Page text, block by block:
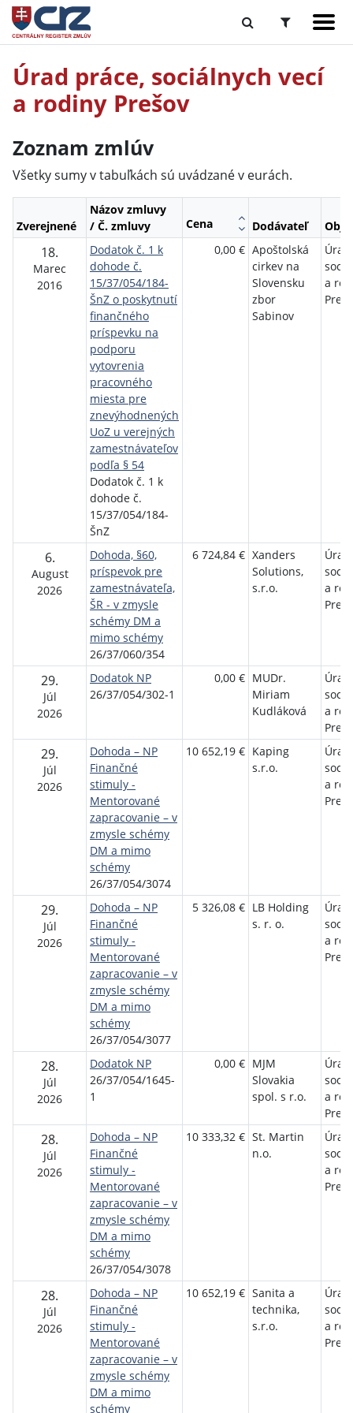
Úrad práce, sociálnych vecí
a rodiny Prešov
Zoznam zmlúv
Všetky sumy v tabuľkách sú uvádzané v eurách.
Zverejnené
Názov zmluvy
/ Č. zmluvy
Cena Dodávateľ
18.
Marec
2016
Dodatok č. 1 k
dohode č.
15/37/054/184-
ŠnZ o poskytnutí
finančného
príspevku na
podporu
vytovrenia
pracovného
miesta pre
znevýhodnených
UoZ u verejných
zamestnávateľov
podľa § 54
Dodatok č. 1 k
dohode č.
15/37/054/184-
ŠnZ
0,00 € Apoštolská
cirkev na
Slovensku
zbor
Sabinov
a
6.
August
2026
Dohoda, §60,
príspevok pre
zamestnávateľa,
ŠR - v zmysle
schémy DM a
mimo schémy
26/37/060/354
6 724,84 € Xanders
Solutions,
s.r.o.
a
29.
Júl
2026
Dodatok NP
26/37/054/302-1
0,00 € MUDr.
Miriam
Kudláková
a
29.
Júl
2026
Dohoda – NP
Finančné
stimuly -
Mentorované
zapracovanie – v
zmysle schémy
DM a mimo
schémy
26/37/054/3074
10 652,19 € Kaping
s.r.o.
a
29.
Júl
2026
Dohoda – NP
Finančné
stimuly -
Mentorované
zapracovanie – v
zmysle schémy
DM a mimo
schémy
26/37/054/3077
5 326,08 € LB Holding
s. r. o.
a
28.
Júl
2026
Dodatok NP
26/37/054/1645-
1
0,00 € MJM
Slovakia
spol. s r.o.
a
28.
Júl
2026
Dohoda – NP
Finančné
stimuly -
Mentorované
zapracovanie – v
zmysle schémy
DM a mimo
schémy
26/37/054/3078
10 333,32 € St. Martin
n.o.
a
28.
Júl
2026
Dohoda – NP
Finančné
stimuly -
Mentorované
zapracovanie – v
zmysle schémy
DM a mimo
schémy
10 652,19 € Sanita a
technika,
s.r.o.
a